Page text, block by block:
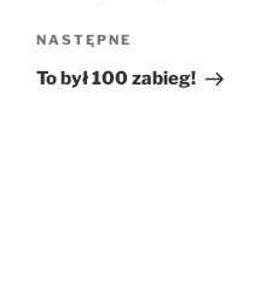
Następny
wpis
NASTĘPNE
To był 100 zabieg!